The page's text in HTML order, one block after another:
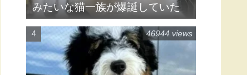
みたいな猫一族が爆誕していた
46944 views